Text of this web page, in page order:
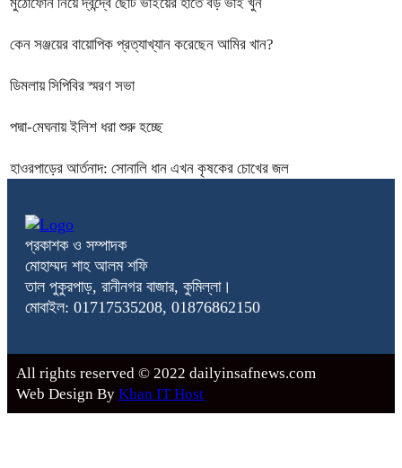
কেন সঞ্জয়ের বায়োপিক প্রত্যাখ্যান করেছেন আমির খান?
ডিমলায় সিপিবির স্মরণ সভা
পদ্মা-মেঘনায় ইলিশ ধরা শুরু হচ্ছে
হাওরপাড়ের আর্তনাদ: সোনালি ধান এখন কৃষকের চোখের জল
প্রকাশক ও সম্পাদক
মোহাম্মদ শাহ আলম শফি
তাল পুকুরপাড়, রানীনগর বাজার, কুমিল্লা।
মোবাইল: 01717535208, 01876862150
All rights reserved © 2022 dailyinsafnews.com
Web Design By Khan IT Host